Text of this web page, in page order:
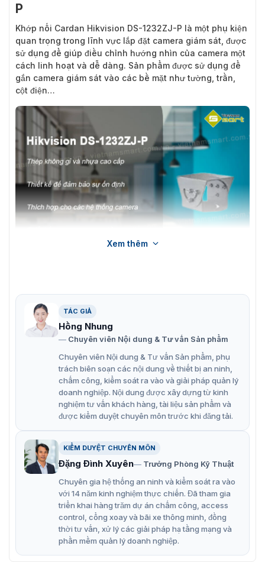
P
Khớp nối Cardan Hikvision DS-1232ZJ-P là một phụ kiện
quan trọng trong lĩnh vực lắp đặt camera giám sát, được
sử dụng để giúp điều chỉnh hướng nhìn của camera một
cách linh hoạt và dễ dàng. Sản phẩm được sử dụng để
gắn camera giám sát vào các bề mặt như tường, trần,
cột điện…
Đặc điểm nổi bật khớp nối Hikvision
DS-1232ZJ-P
Hikvision DS-1232ZJ-P là một lựa chọn phụ kiện hiệu
quả và tiện lợi cho các hệ thống camera giám sát với
những đặc điểm nổi bật:
Chất liệu: Thép không gỉ và nhựa cao cấp, chịu được
các điều kiện thời tiết khắc nghiệt.
Thiết kế: Khớp nối Cardan DS-1232ZJ-P có thiết kế
Độ bền: Sản phẩm được thiết kế để đảm bảo sự ổn
định và bền bỉ trong môi trường bên ngoài.
Ứng dụng: Thích hợp cho các hệ thống camera giám
sát trong nhà, ngoài trời, khu công nghiệp, khu đô
Mua Hikvision DS-1232ZJ-P giá tốt ở
Xem thêm
TÁC GIẢ
Hồng Nhung
Chuyên viên Nội dung & Tư vấn Sản phẩm
Chuyên viên Nội dung & Tư vấn Sản phẩm, phụ
trách biên soạn các nội dung về thiết bị an ninh,
chấm công, kiểm soát ra vào và giải pháp quản lý
doanh nghiệp. Nội dung được xây dựng từ kinh
nghiệm tư vấn khách hàng, tài liệu sản phẩm và
được kiểm duyệt chuyên môn trước khi đăng tải.
KIỂM DUYỆT CHUYÊN MÔN
Đặng Đình Xuyên
Trưởng Phòng Kỹ Thuật
Chuyên gia hệ thống an ninh và kiểm soát ra vào
với 14 năm kinh nghiệm thực chiến. Đã tham gia
triển khai hàng trăm dự án chấm công, access
control, cổng xoay và bãi xe thông minh, đồng
thời tư vấn, xử lý các giải pháp hạ tầng mạng và
phần mềm quản lý doanh nghiệp.